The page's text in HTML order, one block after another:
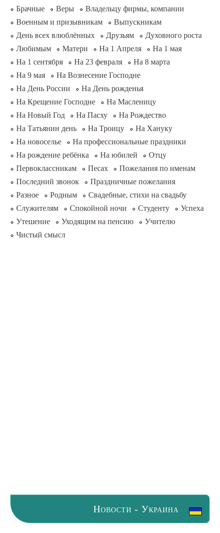
Брачные
Веры
Владельцу фирмы, компании
Военным и призывникам
Выпускникам
День всех влюблённых
Друзьям
Духовного роста
Любимым
Матери На 1 Апреля
На 1 мая
На 1 сентября
На 23 февраля
На 8 марта
На 9 мая
На Вознесение Господне
На День России
На День рожденья
На Крещение Господне
На Масленицу
На Новый Год
На Пасху
На Рождество
На Татьянин день
На Троицу
На Хануку
На новоселье
На профессиональные праздники
На рождение ребёнка
На юбилей
Отцу
Первоклассникам
Песах
Пожелания по именам
Последний звонок
Праздничные пожелания
Разное
Родным
Свадебные, стихи на свадьбу
Служителям
Спокойной ночи Студенту
Успеха
Утешение
Уходящим на пенсию
Учителю
Чистый смысл
Новости - Украина